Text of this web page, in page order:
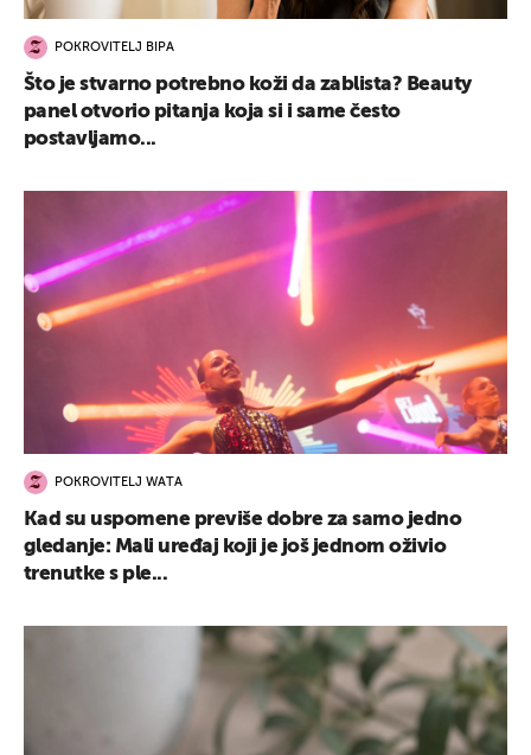
POKROVITELJ BIPA
Što je stvarno potrebno koži da zablista? Beauty
panel otvorio pitanja koja si i same često
postavljamo...
POKROVITELJ WATA
Kad su uspomene previše dobre za samo jedno
gledanje: Mali uređaj koji je još jednom oživio
trenutke s ple...